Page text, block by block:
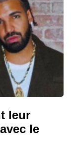
leur
le